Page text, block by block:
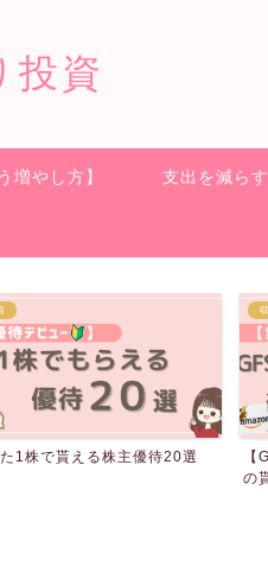
投資
やし方】 支出を減らす
を増やす
旧バフェッサ)】の豪華特典